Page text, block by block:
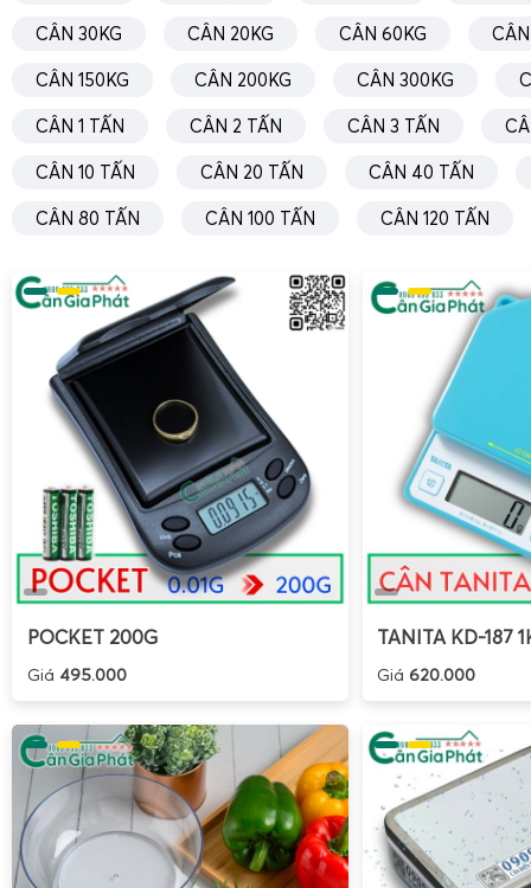
CÂN 30KG CÂN 20KG CÂN 60KG
CÂN 150KG CÂN 200KG CÂN 300KG
CÂN 1 TẤN CÂN 2 TẤN CÂN 3 TẤN
CÂN 10 TẤN CÂN 20 TẤN CÂN 40 TẤN
CÂN 80 TẤN CÂN 100 TẤN CÂN 120 TẤN
POCKET 200G
Giá 495.000
TANITA KD-187
Giá620.000